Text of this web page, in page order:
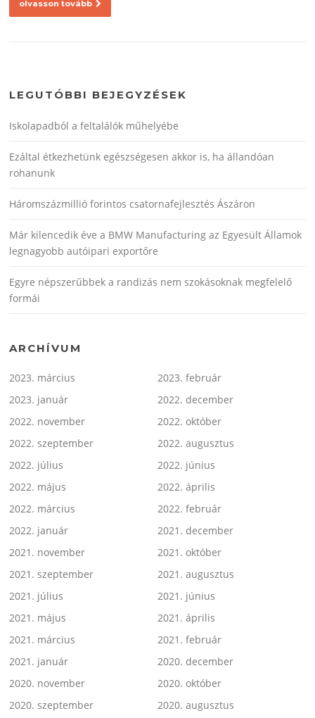
olvasson tovább
LEGUTÓBBI BEJEGYZÉSEK
Iskolapadból a feltalálók műhelyébe
Ezáltal étkezhetünk egészségesen akkor is, ha állandóan
rohanunk
Háromszázmillió forintos csatornafejlesztés Ászáron
Már kilencedik éve a BMW Manufacturing az Egyesült Államok
legnagyobb autóipari exportőre
Egyre népszerűbbek a randizás nem szokásoknak megfelelő
formái
ARCHÍVUM
2023. március
2023. február
2023. január
2022. december
2022. november
2022. október
2022. szeptember
2022. augusztus
2022. július
2022. június
2022. május
2022. április
2022. március
2022. február
2022. január
2021. december
2021. november
2021. október
2021. szeptember
2021. augusztus
2021. július
2021. június
2021. május
2021. április
2021. március
2021. február
2021. január
2020. december
2020. november
2020. október
2020. szeptember
2020. augusztus